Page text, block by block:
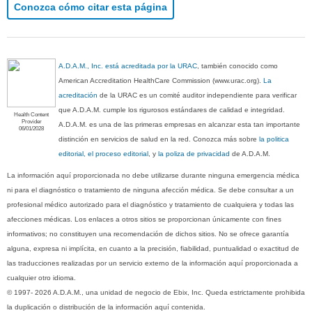
Conozca cómo citar esta página
Health Content
Provider
06/01/2028
A.D.A.M., Inc. está acreditada por la URAC , también conocido como
American Accreditation HealthCare Commission (www.urac.org).La
acreditación de la URAC es un comité auditor independiente para verificar
que A.D.A.M. cumple los rigurosos estándares de calidad e integridad.
A.D.A.M. es una de las primeras empresas en alcanzar esta tan importante
distinción en servicios de salud en la red. Conozca más sobrela politica
editorial, el proceso editorial , yla poliza de privacidad de A.D.A.M.
La información aquí proporcionada no debe utilizarse durante ninguna emergencia médica
ni para el diagnóstico o tratamiento de ninguna afección médica. Se debe consultar a un
profesional médico autorizado para el diagnóstico y tratamiento de cualquiera y todas las
afecciones médicas. Los enlaces a otros sitios se proporcionan únicamente con fines
informativos; no constituyen una recomendación de dichos sitios. No se ofrece garantía
alguna, expresa ni implícita, en cuanto a la precisión, fiabilidad, puntualidad o exactitud de
las traducciones realizadas por un servicio externo de la información aquí proporcionada a
cualquier otro idioma.
© 1997- 2026 A.D.A.M., una unidad de negocio de Ebix, Inc. Queda estrictamente prohibida
la duplicación o distribución de la información aquí contenida.